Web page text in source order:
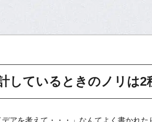
しているときのノリは2